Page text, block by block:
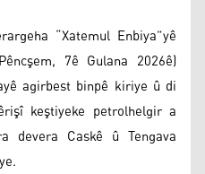
“Xatemul Enbiya”yê
7ê Gulana 2026ê)
agirbest binpê kiriye û di
keştiyeke petrolhelgir a
Caskê û Tengava